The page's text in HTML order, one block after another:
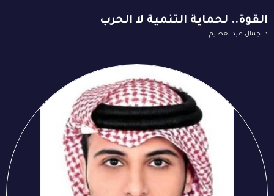
القوة.. لحماية التنمية لا الحرب
د. جمال عبدالعظيم